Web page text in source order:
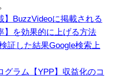
】BuzzVideoに掲載される
】を効果的に上げる方法
証した結果Google検索上
グラム【YPP】収益化のコ